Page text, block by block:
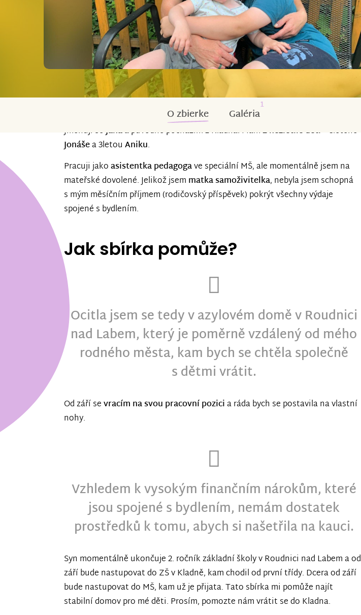
O zbierke Galéria
1
Jmenuji seJanaa původně pocházím z Kladna. Mám2 nezletilé děti – 8letého
Jonášea 3letou Aniku.
Pracuji jakoasistentka pedagogave speciální MŠ, ale momentálně jsem na
mateřské dovolené. Jelikož jsem matka samoživitelka, nebyla jsem schopná
s mým měsíčním příjmem (rodičovský příspěvek) pokrýt všechny výdaje
spojené s bydlením.
Jak sbírka pomůže?
Ocitla jsem se tedy v azylovém domě v Roudnici
nad Labem, který je poměrně vzdálený od mého
rodného města, kam bych se chtěla společně
s dětmi vrátit.
Od září sevracím na svou pracovní pozicia ráda bych se postavila na vlastní
nohy.
Vzhledem k vysokým finančním nárokům, které
jsou spojené s bydlením, nemám dostatek
prostředků k tomu, abych si našetřila na kauci.
Syn momentálně ukončuje 2. ročník základní školy v Roudnici nad Labem a od
září bude nastupovat do ZŠ v Kladně, kam chodil od první třídy. Dcera od září
bude nastupovat do MŠ, kam už je přijata. Tato sbírka mi pomůže najít
stabilní domov pro mé děti. Prosím, pomozte nám vrátit se do Kladna.